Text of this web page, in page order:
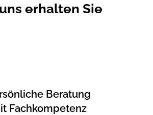
erhalten Sie
Beratung
Fachkompetenz